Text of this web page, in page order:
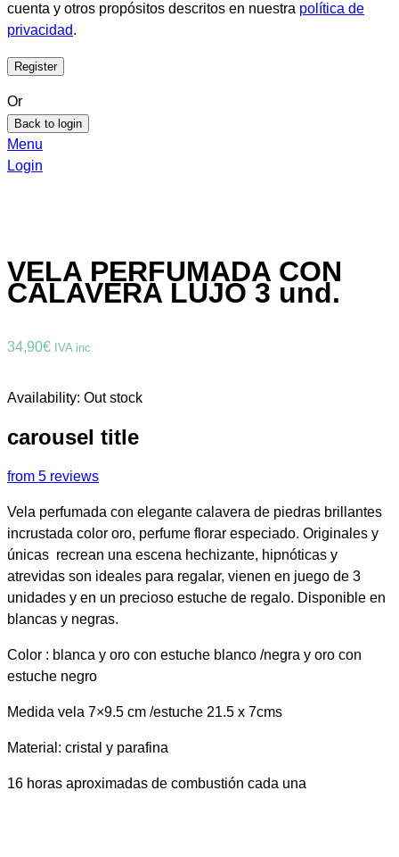
cuenta y otros propósitos descritos en nuestra política de
privacidad.
Or
Back to login
Menu
Login
VELA PERFUMADA CON
CALAVERA LUJO 3 und.
34,90€ IVA inc
Availability: Out stock
carousel title
from 5 reviews
Vela perfumada con elegante calavera de piedras brillantes
incrustada color oro, perfume florar especiado. Originales y
únicas recrean una escena hechizante, hipnóticas y
atrevidas son ideales para regalar, vienen en juego de 3
unidades y en un precioso estuche de regalo. Disponible en
blancas y negras.
Color : blanca y oro con estuche blanco /negra y oro con
estuche negro
Medida vela 7×9.5 cm /estuche 21.5 x 7cms
Material: cristal y parafina
16 horas aproximadas de combustión cada una